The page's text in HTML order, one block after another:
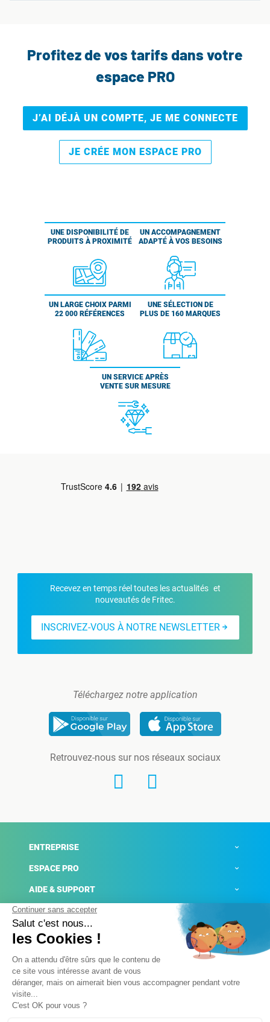
Profitez de vos tarifs dans votre
espace PRO
J’AI DÉJÀ UN COMPTE, JE ME CONNECTE
JE CRÉE MON ESPACE PRO
UNE DISPONIBILITÉ DE
PRODUITS À PROXIMITÉ
UN ACCOMPAGNEMENT
ADAPTÉ À VOS BESOINS
UN LARGE CHOIX PARMI
22 000 RÉFÉRENCES
UNE SÉLECTION DE
PLUS DE 160 MARQUES
UN SERVICE APRÈS
VENTE SUR MESURE
Recevez en temps réel toutes les actualités et
nouveautés de Fritec.
INSCRIVEZ-VOUS À NOTRE NEWSLETTER
Téléchargez notre application
Retrouvez-nous sur nos réseaux sociaux
ENTREPRISE
ESPACE PRO
AIDE & SUPPORT
ACTUALITÉS
Mentions légales